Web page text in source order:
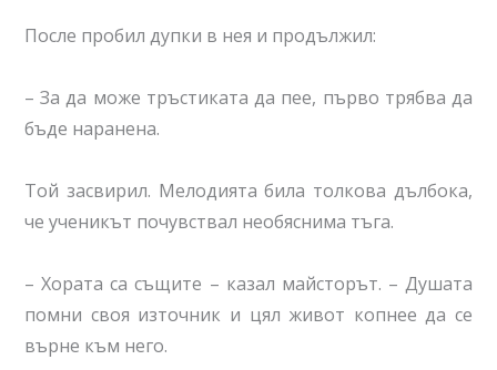
После пробил дупки в нея и продължил:
– За да може тръстиката да пее, първо трябва да
бъде наранена.
Той засвирил. Мелодията била толкова дълбока,
че ученикът почувствал необяснима тъга.
– Хората са същите – казал майсторът. – Душата
помни своя източник и цял живот копнее да се
върне към него.